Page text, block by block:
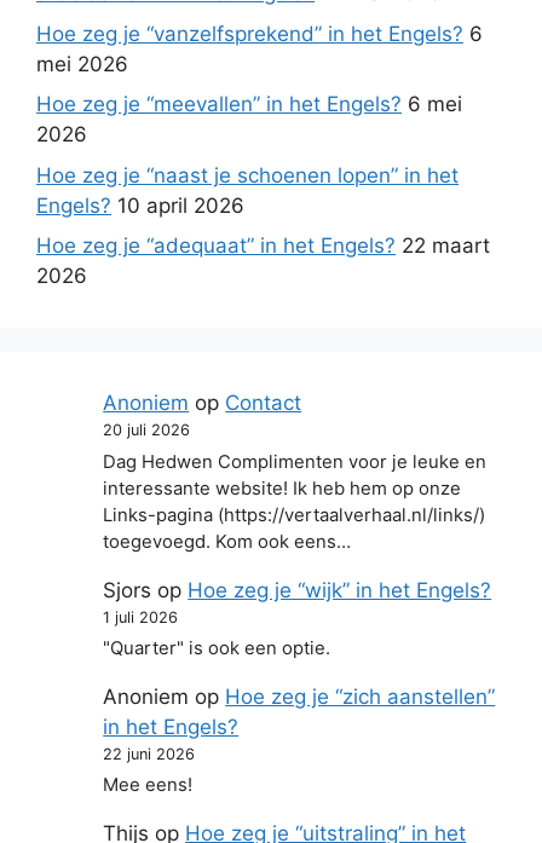
Hoe zeg je “vanzelfsprekend” in het Engels? 6
mei 2026
Hoe zeg je “meevallen” in het Engels? 6 mei
2026
Hoe zeg je “naast je schoenen lopen” in het
Engels? 10 april 2026
Hoe zeg je “adequaat” in het Engels? 22 maart
2026
Anoniem op Contact
20 juli 2026
Dag Hedwen Complimenten voor je leuke en
interessante website! Ik heb hem op onze
Links-pagina (https://vertaalverhaal.nl/links/)
toegevoegd. Kom ook eens…
Sjors op Hoe zeg je “wijk” in het Engels?
1 juli 2026
"Quarter" is ook een optie.
Anoniem op Hoe zeg je “zich aanstellen”
in het Engels?
22 juni 2026
Mee eens!
Thijs op Hoe zeg je “uitstraling” in het